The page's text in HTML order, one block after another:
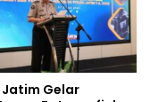
Gelar